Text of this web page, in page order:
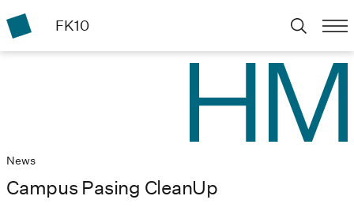
FK10
News
Campus Pasing CleanUp